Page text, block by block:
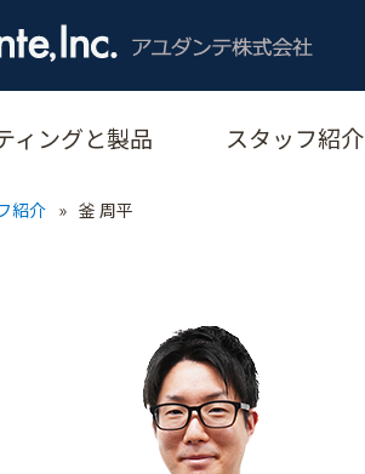
ィングと製品 スタッフ紹介
紹介 » 釜 周平